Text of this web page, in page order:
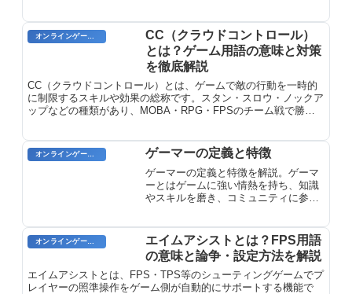
CC（クラウドコントロール）
とは？ゲーム用語の意味と対策
を徹底解説
CC（クラウドコントロール）とは、ゲームで敵の行動を一時的
に制限するスキルや効果の総称です。スタン・スロウ・ノックア
ップなどの種類があり、MOBA・RPG・FPSのチーム戦で勝敗
オンラインゲームのプレイに関する用語 ゲーマーの定義と特徴
ゲーマーの定義と特徴を解説。ゲーマ
ーとはゲームに強い情熱を持ち、知識
やスキルを磨き、コミュニティに参加
な層が存在します。
オンラインゲーム用語
エイムアシストとは？FPS用語
の意味と論争・設定方法を解説
エイムアシストとは、FPS・TPS等のシューティングゲームでプ
レイヤーの照準操作をゲーム側が自動的にサポートする機能で